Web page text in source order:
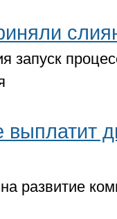
запуск
развитие